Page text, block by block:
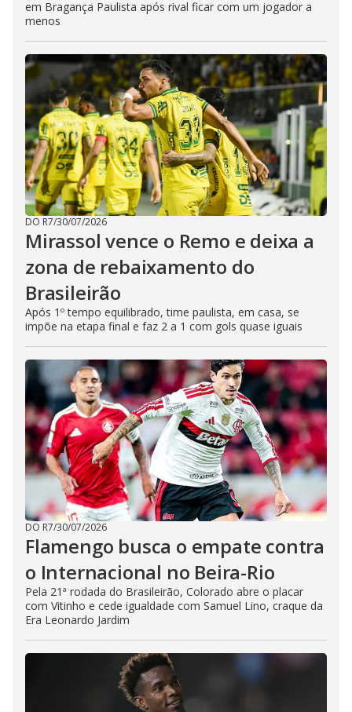
em Bragança Paulista após rival ficar com um jogador a
menos
DO R7/30/07/2026
Mirassol vence o Remo e deixa a
zona de rebaixamento do
Brasileirão
Após 1º tempo equilibrado, time paulista, em casa, se
impõe na etapa final e faz 2 a 1 com gols quase iguais
DO R7/30/07/2026
Flamengo busca o empate contra
o Internacional no Beira-Rio
Pela 21ª rodada do Brasileirão, Colorado abre o placar
com Vitinho e cede igualdade com Samuel Lino, craque da
Era Leonardo Jardim